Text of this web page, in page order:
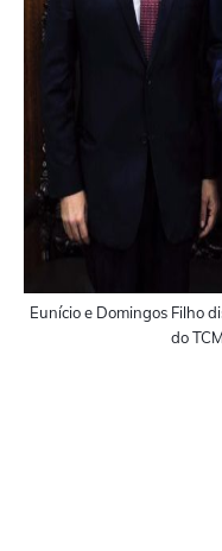
Eunício e Domingos Filho
do